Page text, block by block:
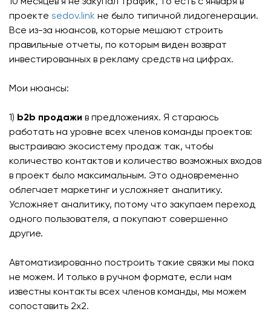
проекте sedov.link не было типичной лидогенерации.
Все из-за нюансов, которые мешают строить
правильные отчеты, по которым виден возврат
инвестированных в рекламу средств на цифрах.
Мои нюансы:
1) b2b продажи в предложениях. Я стараюсь
работать на уровне всех членов команды проектов:
выстраиваю экосистему продаж так, чтобы
количество контактов и количество возможных входов
в проект было максимальным. Это одновременно
облегчает маркетинг и усложняет аналитику.
Усложняет аналитику, потому что закупаем переход
одного пользователя, а покупают совершенно
другие.
Автоматизированно построить такие связки мы пока
не можем. И только в ручном формате, если нам
известны контакты всех членов команды, мы можем
сопоставить 2х2.